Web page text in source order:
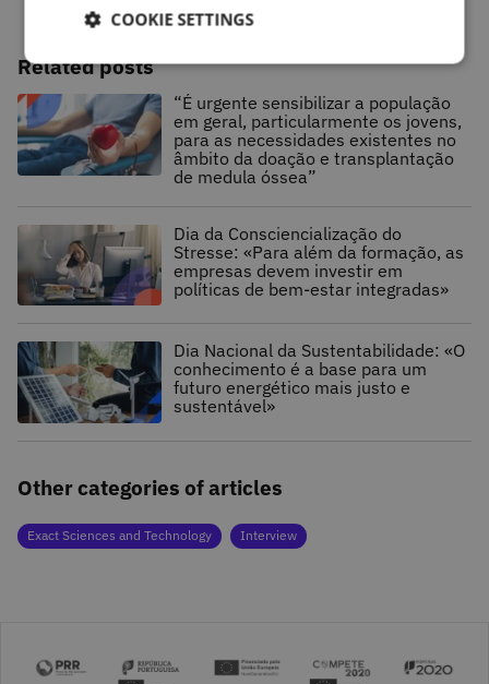
Related posts
“É urgente sensibilizar a população
em geral, particularmente os jovens,
para as necessidades existentes no
âmbito da doação e transplantação
de medula óssea”
Dia da Consciencialização do
Stresse: «Para além da formação, as
empresas devem investir em
políticas de bem-estar integradas»
Dia Nacional da Sustentabilidade: «O
conhecimento é a base para um
futuro energético mais justo e
sustentável»
Other categories of articles
Exact Sciences and Technology Interview
COOKIE SETTINGS